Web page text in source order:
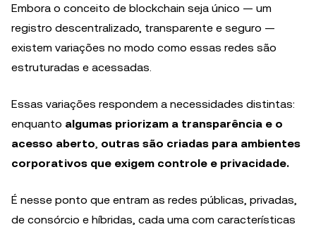
Embora o conceito de blockchain seja único — um
registro descentralizado, transparente e seguro —
existem variações no modo como essas redes são
estruturadas e acessadas.
Essas variações respondem a necessidades distintas:
enquanto algumas priorizam a transparência e o
acesso aberto outras são criadas para ambientes
corporativos que exigem controle e privacidade.
É nesse ponto que entram as redes públicas, privadas,
de consórcio e híbridas, cada uma com características